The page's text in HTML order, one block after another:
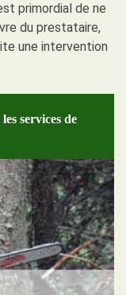
primordial de ne
du prestataire,
une intervention
services de